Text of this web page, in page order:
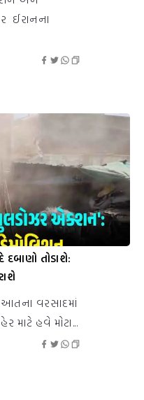
ઈરાનના
દબાણો તોડાશે:
વરસાદમાં
હવે મોટા...